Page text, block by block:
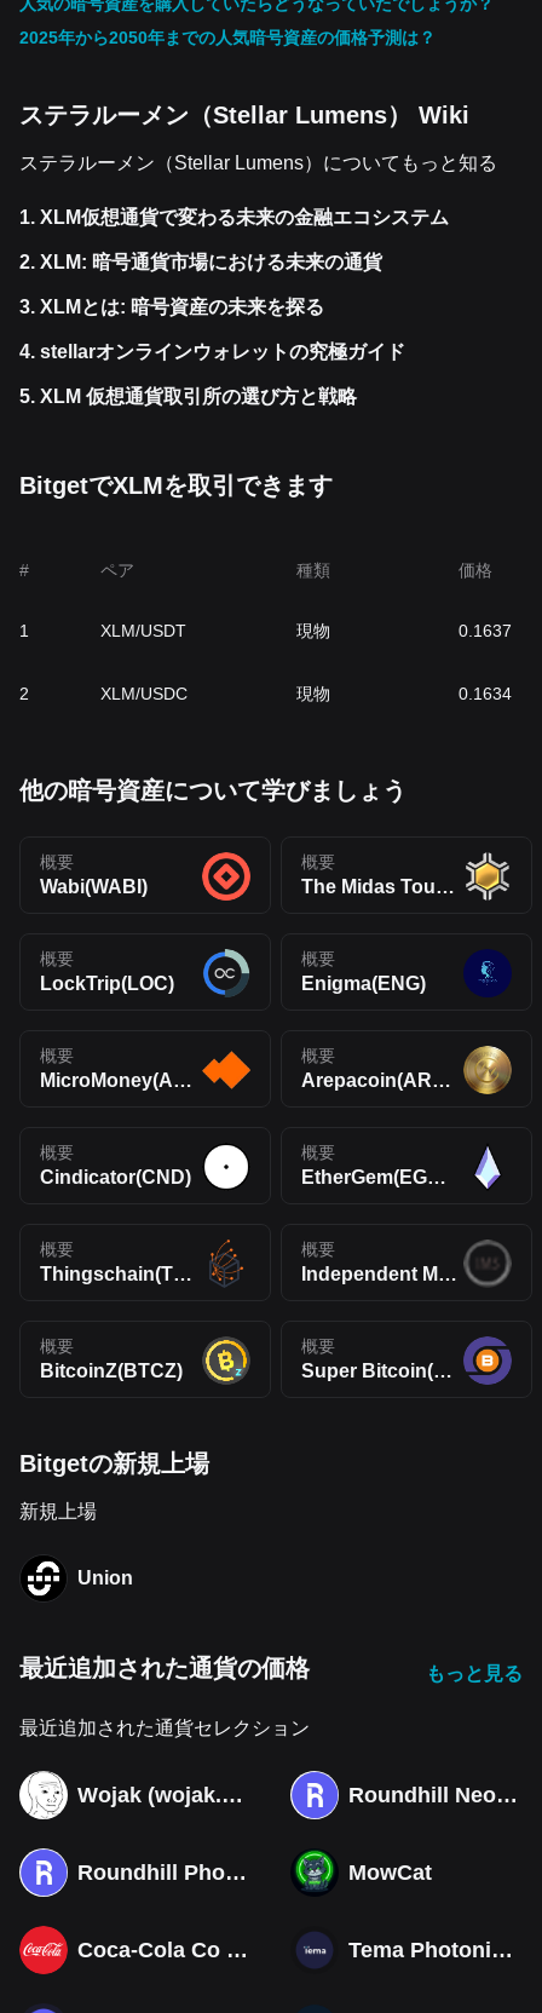
2025年から2050年までの人気暗号資産の価格予測は？
ステラルーメン（Stellar Lumens） Wiki
ステラルーメン（Stellar Lumens）についてもっと知る
1. XLM仮想通貨で変わる未来の金融エコシステム
2. XLM: 暗号通貨市場における未来の通貨
3. XLMとは: 暗号資産の未来を探る
4. stellarオンラインウォレットの究極ガイド
5. XLM 仮想通貨取引所の選び方と戦略
BitgetでXLMを取引できます
# ペア 種類 価格
1 XLM/USDT 現物 0.1637
2 XLM/USDC 現物 0.1634
他の暗号資産について学びましょう
概要
Wabi(WABI)
概要
The Midas Touch Gold(TMTG)
概要
LockTrip(LOC)
概要
Enigma(ENG)
概要
MicroMoney(AMM)
概要
Arepacoin(AREPA)
概要
Cindicator(CND)
概要
EtherGem(EGEM)
概要
Thingschain(TIC)
概要
Independent Money System(IMS)
概要
BitcoinZ(BTCZ)
概要
Super Bitcoin(SBTC)
Bitgetの新規上場
新規上場
Union
最近追加された通貨の価格 もっと見る
最近追加された通貨セレクション
Wojak (wojak.art) Roundhill Neocloud ETF (Derivatives)
Roundhill Photonics & Optics ETF (Derivatives) MowCat
Coca-Cola Co (Derivatives) Tema Photonics & Optical ETF